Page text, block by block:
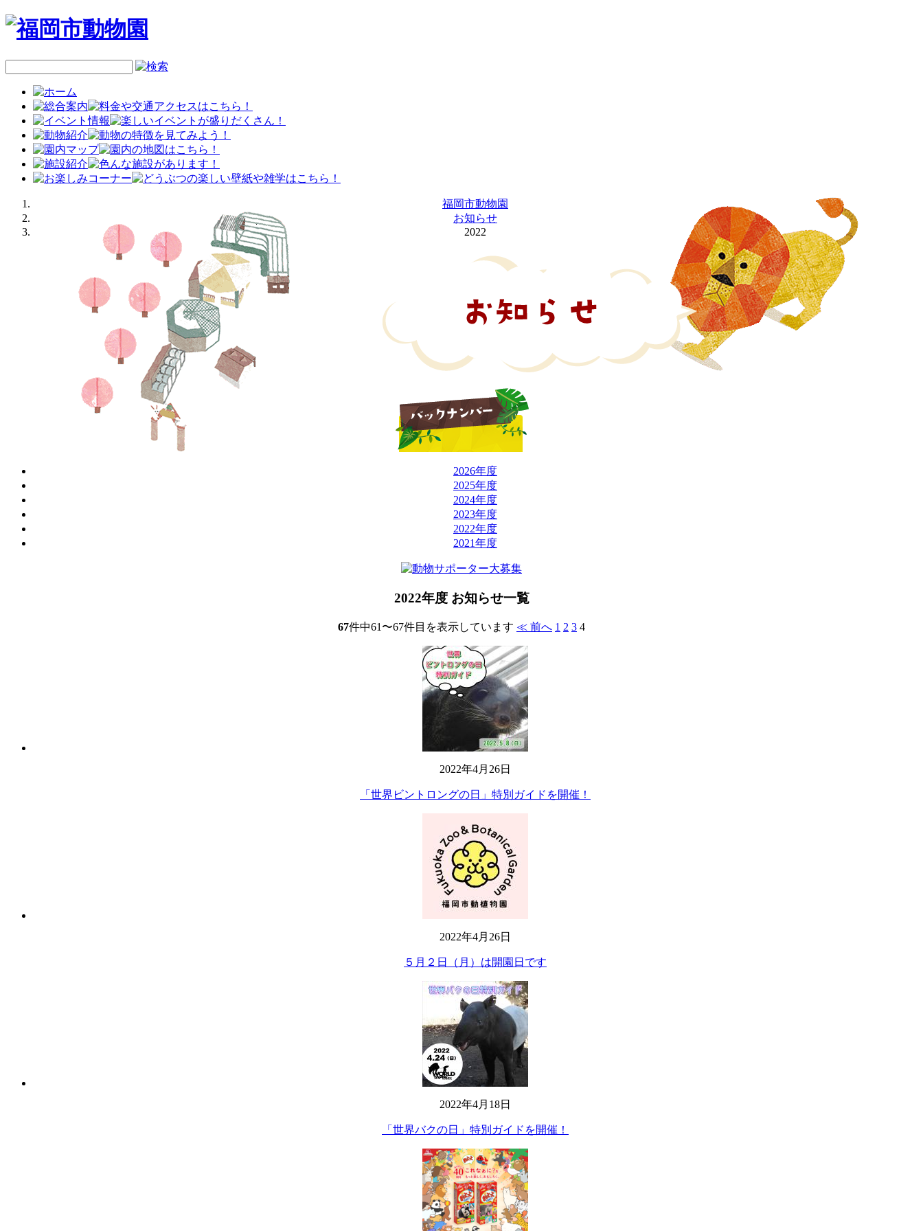
福岡市動物園
お知らせ
2022
2026年度
2025年度
2024年度
2023年度
2022年度
2021年度
2022年度 お知らせ一覧
67件中61〜67件目を表示しています ≪ 前へ 1 2 3 4
2022年4月26日
「世界ビントロングの日」特別ガイドを開催！
2022年4月26日
５月２日（月）は開園日です
2022年4月18日
「世界バクの日」特別ガイドを開催！